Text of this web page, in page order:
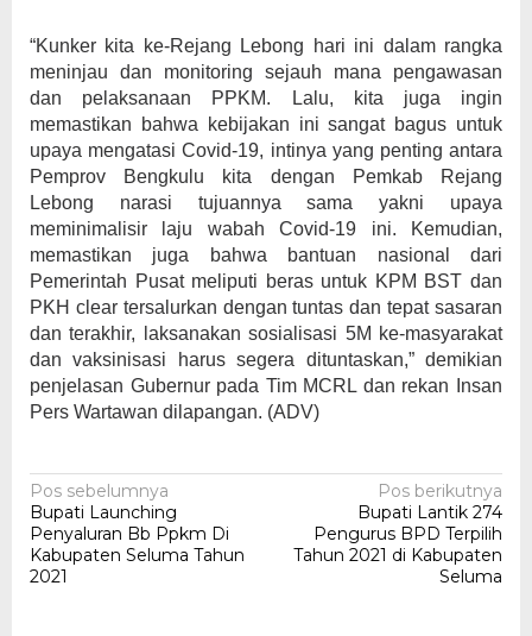
“Kunker kita ke-Rejang Lebong hari ini dalam rangka
meninjau dan monitoring sejauh mana pengawasan
dan pelaksanaan PPKM. Lalu, kita juga ingin
memastikan bahwa kebijakan ini sangat bagus untuk
upaya mengatasi Covid-19, intinya yang penting antara
Pemprov Bengkulu kita dengan Pemkab Rejang
Lebong narasi tujuannya sama yakni upaya
meminimalisir laju wabah Covid-19 ini. Kemudian,
memastikan juga bahwa bantuan nasional dari
Pemerintah Pusat meliputi beras untuk KPM BST dan
PKH clear tersalurkan dengan tuntas dan tepat sasaran
dan terakhir, laksanakan sosialisasi 5M ke-masyarakat
dan vaksinisasi harus segera dituntaskan,” demikian
penjelasan Gubernur pada Tim MCRL dan rekan Insan
Pers Wartawan dilapangan. (ADV)
Navigasi
pos
Pos sebelumnya
Bupati Launching
Penyaluran Bb Ppkm Di
Kabupaten Seluma Tahun
2021
Pos berikutnya
Bupati Lantik 274
Pengurus BPD Terpilih
Tahun 2021 di Kabupaten
Seluma